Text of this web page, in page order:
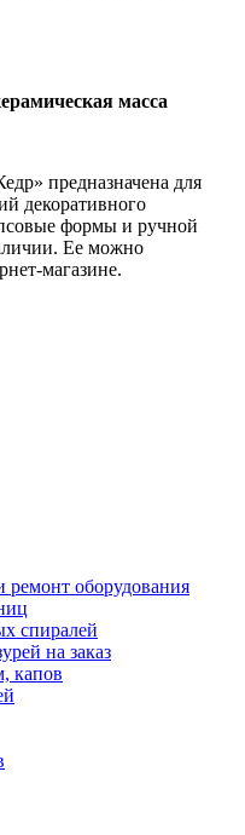
масса
предназначена для
декоративного
формы и ручной
Ее можно
магазине.
ремонт оборудования
спиралей
на заказ
капов